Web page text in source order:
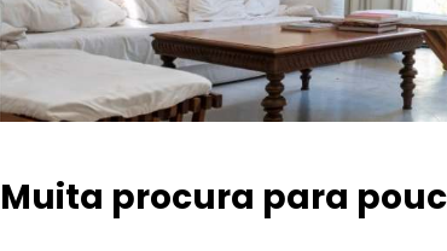
Muita procura para